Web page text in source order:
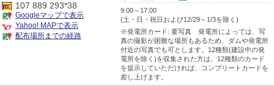
9:00～17:00
(土・日・祝日および12/29～1/3を除く)
※発電所カード: 要写真 発電所によっては、写
真の撮影が困難な場所もあるため、ダムや発電所
付近の写真でも可とします。12種類(建設中の発
電所を除く)を収集された方は、12種類のカード
を提示していただければ、コンプリートカードを
差し上げます。
107 889 293*38
Googleマップで表示
Yahoo! MAPで表示
配布場所までの経路